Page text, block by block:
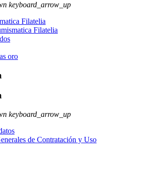
keyboard_arrow_up
Filatelia
Filatelia
oro
keyboard_arrow_up
de Contratación y Uso